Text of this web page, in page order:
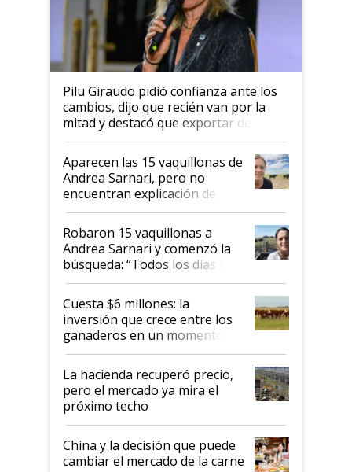
Pilu Giraudo pidió confianza ante los
cambios, dijo que recién van por la
mitad y destacó que exportar dejó de
ser "para unos pocos": "Tenemos un
mandato muy claro del gobierno
nacional"
Aparecen las 15 vaquillonas de
Andrea Sarnari, pero no
encuentran explicación de
cómo llegaron allí
Robaron 15 vaquillonas a
Andrea Sarnari y comenzó la
búsqueda: “Todos los días le
toca a algún productor”
Cuesta $6 millones: la
inversión que crece entre los
ganaderos en un momento
histórico para la actividad
La hacienda recuperó precio,
pero el mercado ya mira el
próximo techo
China y la decisión que puede
cambiar el mercado de la carne